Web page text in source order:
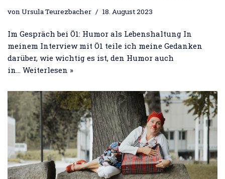
vonUrsula Teurezbacher 18. August 2023
Im Gespräch bei Ö1: Humor als Lebenshaltung In
meinem Interview mit Ö1 teile ich meine Gedanken
darüber, wie wichtig es ist, den Humor auch
in… Weiterlesen »